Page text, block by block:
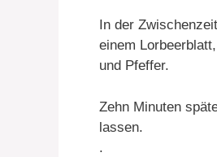
In der
einem
und Pfeffer.
Zehn Minuten
lassen.
.